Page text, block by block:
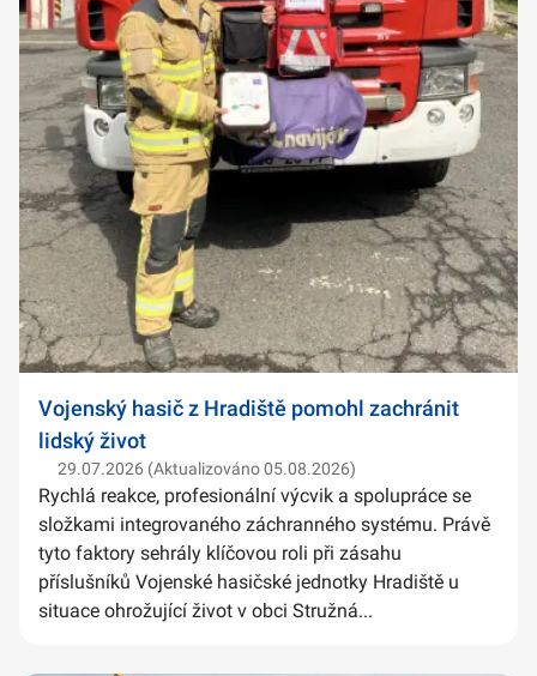
Vojenský hasič z Hradiště pomohl zachránit
lidský život
29.07.2026 (Aktualizováno 05.08.2026)
Rychlá reakce, profesionální výcvik a spolupráce se
složkami integrovaného záchranného systému. Právě
tyto faktory sehrály klíčovou roli při zásahu
příslušníků Vojenské hasičské jednotky Hradiště u
situace ohrožující život v obci Stružná...